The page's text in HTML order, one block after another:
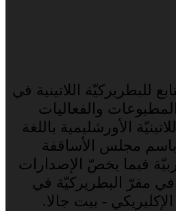
للبطريركيّة اللاتينية في
والفعاليات
الأورشليمية باللغة
باسم مجلس الأساقفة
فيما يخصّ الإصدارات
في مقرّ البطريركيّة في
- بيت جالا.